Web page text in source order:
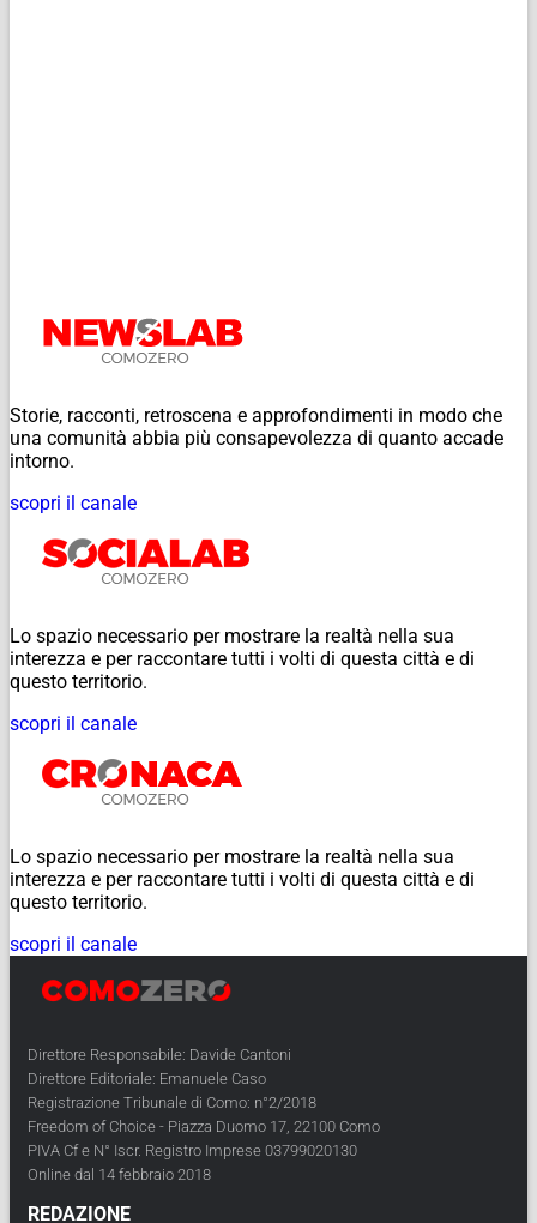
Storie, racconti, retroscena e approfondimenti in modo che
una comunità abbia più consapevolezza di quanto accade
intorno.
scopri il canale
Lo spazio necessario per mostrare la realtà nella sua
interezza e per raccontare tutti i volti di questa città e di
questo territorio.
scopri il canale
Lo spazio necessario per mostrare la realtà nella sua
interezza e per raccontare tutti i volti di questa città e di
questo territorio.
scopri il canale
Direttore Responsabile: Davide Cantoni
Direttore Editoriale: Emanuele Caso
Registrazione Tribunale di Como: n°2/2018
Freedom of Choice - Piazza Duomo 17, 22100 Como
PIVA Cf e N° Iscr. Registro Imprese 03799020130
Online dal 14 febbraio 2018
REDAZIONE